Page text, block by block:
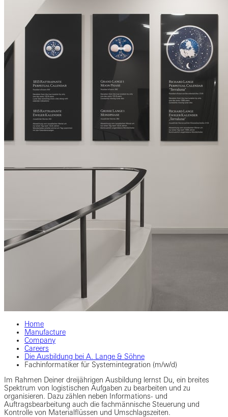
Home
Manufacture
Company
Careers
Die Ausbildung bei A. Lange & Söhne
Fachinformatiker für Systemintegration (m/w/d)
Im Rahmen Deiner dreijährigen Ausbildung lernst Du, ein breites
Spektrum von logistischen Aufgaben zu bearbeiten und zu
organisieren. Dazu zählen neben Informations- und
Auftragsbearbeitung auch die fachmännische Steuerung und
Kontrolle von Materialflüssen und Umschlagszeiten.